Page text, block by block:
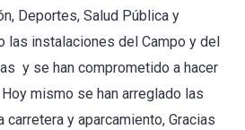
Deportes, Salud Pública y
las instalaciones del Campo y del
y se han comprometido a hacer
mismo se han arreglado las
carretera y aparcamiento, Gracias